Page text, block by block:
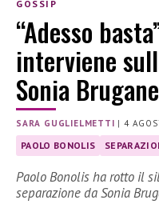
GOSSIP
“Adesso
interviene
Sonia
SARA GUGLIELMETTI |4
PAOLO BONOLIS
Paolo Bonolis ha rotto il
separazione da Sonia